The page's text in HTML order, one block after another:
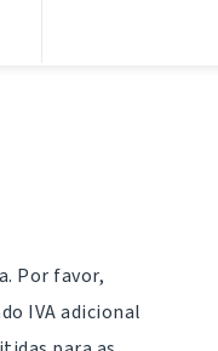
Por favor,
IVA adicional